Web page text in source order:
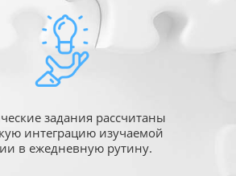
задания рассчитаны
интеграцию изучаемой
в ежедневную рутину.